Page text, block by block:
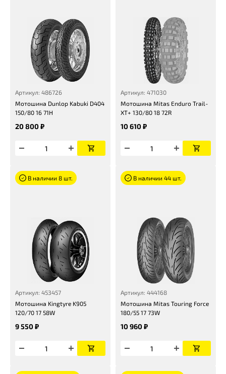
Артикул: 486726
Мотошина Dunlop Kabuki D404
150/80 16 71H
20 800 ₽
Артикул: 471030
Мотошина Mitas Enduro Trail-
XT+ 130/80 18 72R
10 610 ₽
В наличии 8 шт.
Артикул: 453457
Мотошина Kingtyre K905
120/70 17 58W
9 550 ₽
В наличии 44 шт.
Артикул: 444168
Мотошина Mitas Touring Force
180/55 17 73W
10 960 ₽